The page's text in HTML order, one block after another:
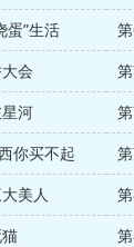
蛋”生活
会
河
你买不起
美人